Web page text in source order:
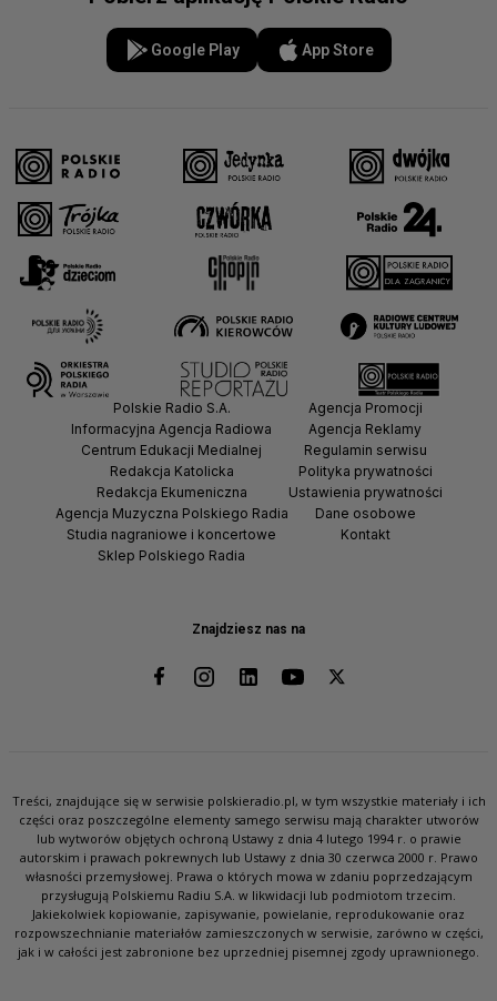
Google Play App Store
Znajdziesz nas na
Polskie Radio S.A.
Informacyjna Agencja Radiowa
Centrum Edukacji Medialnej
Redakcja Katolicka
Redakcja Ekumeniczna
Agencja Muzyczna Polskiego Radia
Studia nagraniowe i koncertowe
Sklep Polskiego Radia
Agencja Promocji
Agencja Reklamy
Regulamin serwisu
Polityka prywatności
Ustawienia prywatności
Dane osobowe
Kontakt
Treści, znajdujące się w serwisie polskieradio.pl, w tym wszystkie materiały i ich
części oraz poszczególne elementy samego serwisu mają charakter utworów
lub wytworów objętych ochroną Ustawy z dnia 4 lutego 1994 r. o prawie
autorskim i prawach pokrewnych lub Ustawy z dnia 30 czerwca 2000 r. Prawo
własności przemysłowej. Prawa o których mowa w zdaniu poprzedzającym
przysługują Polskiemu Radiu S.A. w likwidacji lub podmiotom trzecim.
Jakiekolwiek kopiowanie, zapisywanie, powielanie, reprodukowanie oraz
rozpowszechnianie materiałów zamieszczonych w serwisie, zarówno w części,
jak i w całości jest zabronione bez uprzedniej pisemnej zgody uprawnionego.